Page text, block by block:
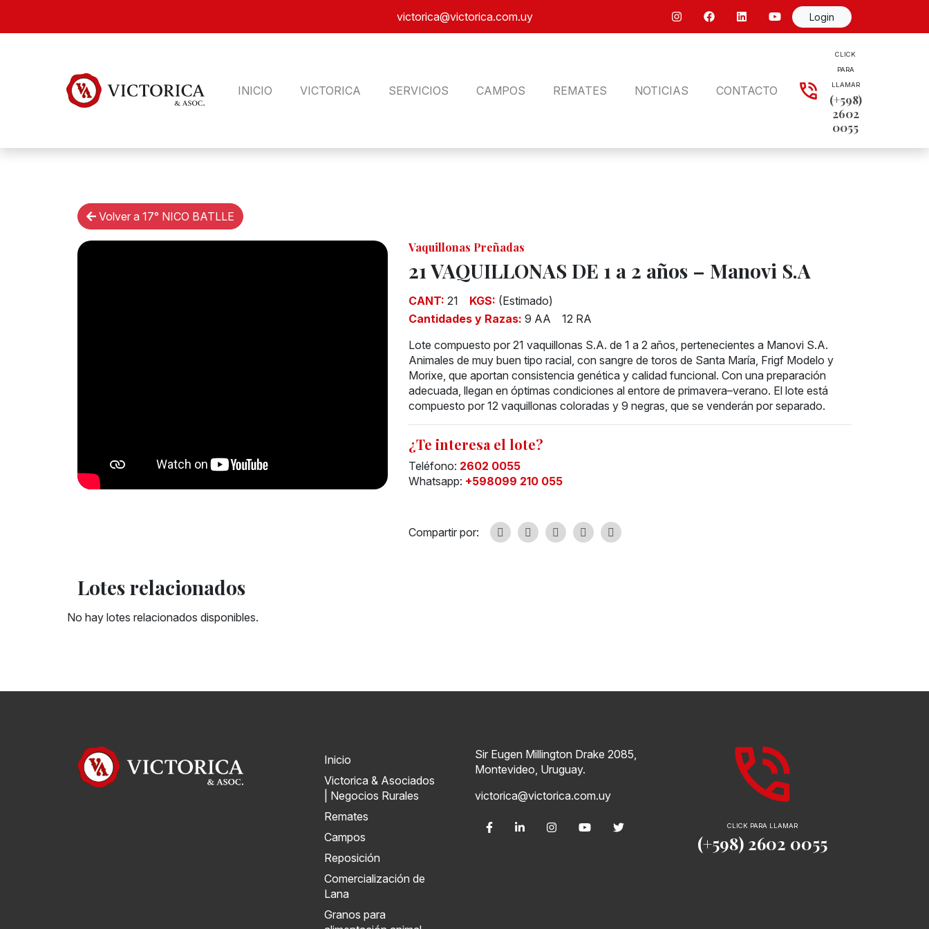
victorica@victorica.com.uy Login
INICIO VICTORICA SERVICIOS CAMPOS REMATES NOTICIAS CONTACTO
CLICK
PARA
LLAMAR
(+598)
2602
0055
Volver a 17° NICO BATLLE
Vaquillonas Preñadas
21 VAQUILLONAS DE 1 a 2 años – Manovi S.A
CANT: 21 KGS: (Estimado)
Cantidades y Razas: 9 AA
12 RA
Lote compuesto por 21 vaquillonas S.A. de 1 a 2 años, pertenecientes a Manovi S.A.
Animales de muy buen tipo racial, con sangre de toros de Santa María, Frigf Modelo y
Morixe, que aportan consistencia genética y calidad funcional. Con una preparación
adecuada, llegan en óptimas condiciones al entore de primavera–verano. El lote está
compuesto por 12 vaquillonas coloradas y 9 negras, que se venderán por separado.
¿Te interesa el lote?
Teléfono: 2602 0055
Whatsapp: +598099 210 055
Compartir por:
Lotes relacionados
No hay lotes relacionados disponibles.
Inicio
Victorica & Asociados
| Negocios Rurales
Remates
Campos
Reposición
Comercialización de
Lana
Granos para
Sir Eugen Millington Drake 2085,
Montevideo, Uruguay.
victorica@victorica.com.uy
CLICK PARA LLAMAR
(+598) 2602 0055